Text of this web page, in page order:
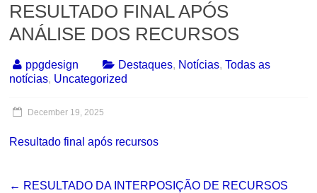
RESULTADO FINAL APÓS
ANÁLISE DOS RECURSOS
ppgdesign Destaques, Notícias,Todas as
notícias, Uncategorized
December 19, 2025
Resultado final após recursos
← RESULTADO DA INTERPOSIÇÃO DE RECURSOS